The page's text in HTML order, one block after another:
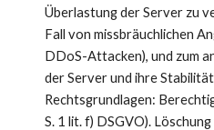
Überlastung der Server zu
Fall von missbräuchlichen
DDoS-Attacken), und zum
der Server und ihre
Rechtsgrundlagen:
S. 1 lit. f) DSGVO).